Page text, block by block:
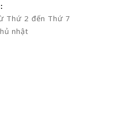
Thứ 2 đến Thứ 7
nhật